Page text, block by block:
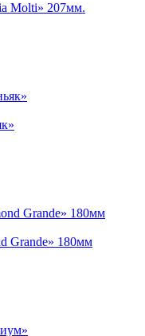
Molti» 207мм.
Grande» 180мм